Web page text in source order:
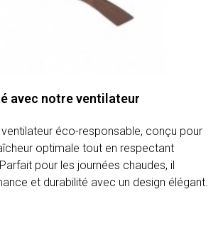
avec notre ventilateur
éco-responsable, conçu pour
optimale tout en respectant
pour les journées chaudes, il
et durabilité avec un design élégant.